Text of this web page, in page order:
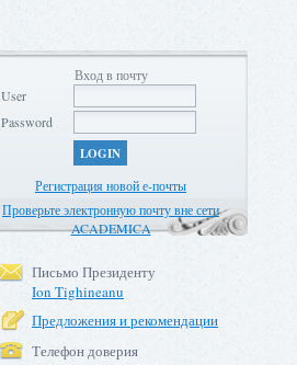
Вход в почту
User
Password
LOGIN
Регистрация новой е-почты
Проверьте электронную почту вне сети
ACADEMICA
Письмо Президенту
Ion Tighineanu
Предложения и рекомендации
Телефон доверия